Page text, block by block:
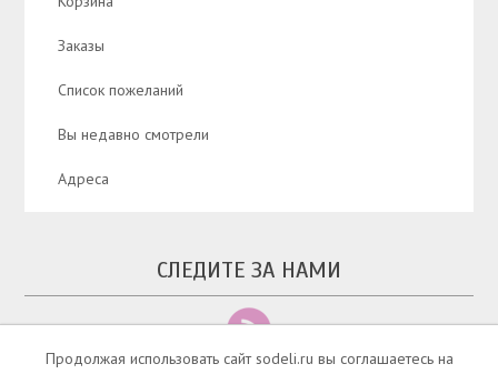
Заказы
Список пожеланий
Вы недавно смотрели
Адреса
СЛЕДИТЕ ЗА НАМИ
Продолжая использовать сайт sodeli.ru вы соглашаетесь на